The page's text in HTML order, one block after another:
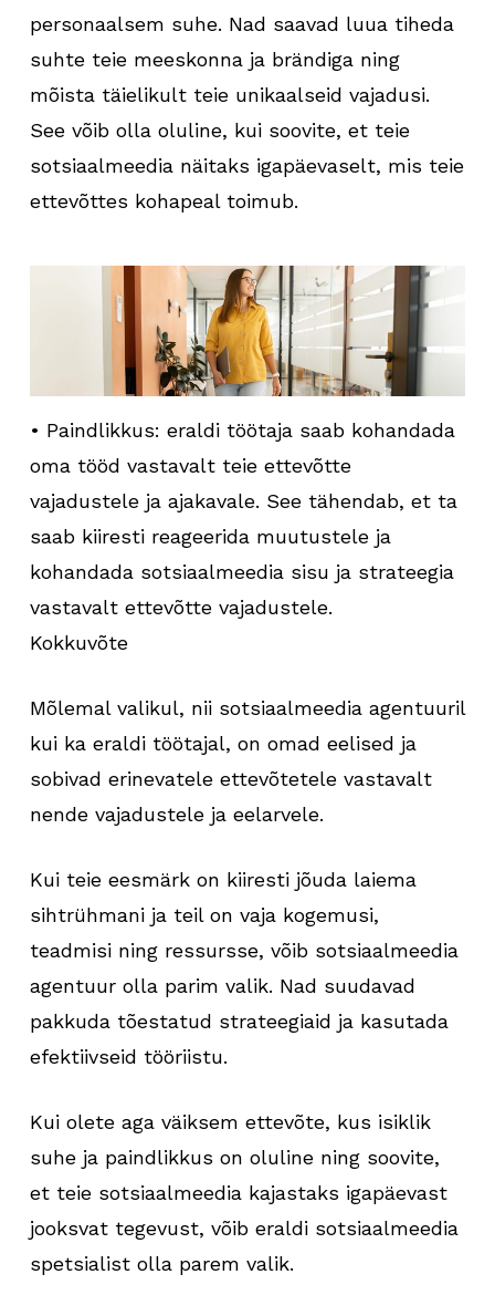
personaalsem suhe. Nad saavad luua tiheda
suhte teie meeskonna ja brändiga ning
mõista täielikult teie unikaalseid vajadusi.
See võib olla oluline, kui soovite, et teie
sotsiaalmeedia näitaks igapäevaselt, mis teie
ettevõttes kohapeal toimub.
• Paindlikkus: eraldi töötaja saab kohandada
oma tööd vastavalt teie ettevõtte
vajadustele ja ajakavale. See tähendab, et ta
saab kiiresti reageerida muutustele ja
kohandada sotsiaalmeedia sisu ja strateegia
vastavalt ettevõtte vajadustele.
Kokkuvõte
Mõlemal valikul, nii sotsiaalmeedia agentuuril
kui ka eraldi töötajal, on omad eelised ja
sobivad erinevatele ettevõtetele vastavalt
nende vajadustele ja eelarvele.
Kui teie eesmärk on kiiresti jõuda laiema
sihtrühmani ja teil on vaja kogemusi,
teadmisi ning ressursse, võib sotsiaalmeedia
agentuur olla parim valik. Nad suudavad
pakkuda tõestatud strateegiaid ja kasutada
efektiivseid tööriistu.
Kui olete aga väiksem ettevõte, kus isiklik
suhe ja paindlikkus on oluline ning soovite,
et teie sotsiaalmeedia kajastaks igapäevast
jooksvat tegevust, võib eraldi sotsiaalmeedia
spetsialist olla parem valik.